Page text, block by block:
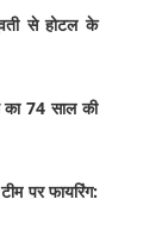
से होटल के
का 74 साल की
पर फायरिंग: